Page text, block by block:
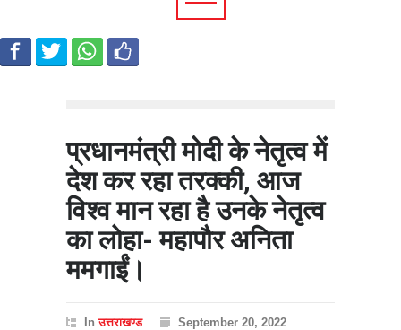
प्रधानमंत्री मोदी के नेतृत्व में
देश कर रहा तरक्की, आज
विश्व मान रहा है उनके नेतृत्व
का लोहा- महापौर अनिता
ममगाईं।
Inउत्तराखण्ड
September 20, 2022